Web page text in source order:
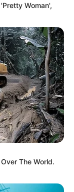
Woman',
The World.